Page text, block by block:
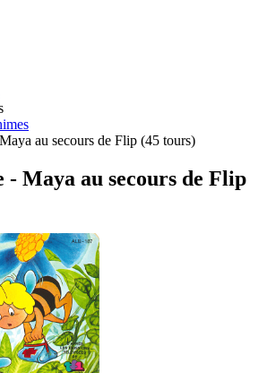
au secours de Flip (45 tours)
Maya au secours de Flip